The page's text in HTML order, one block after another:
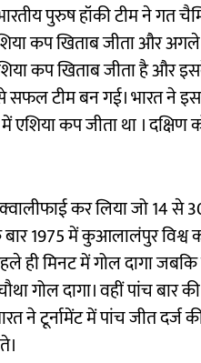
पुरुष हॉकी टीम ने गत
कप खिताब जीता और
कप खिताब जीता है और
सफल टीम बन गई। भारत
कप जीता था । दक्षिण
कर लिया जो 14
1975 में कुआलालंपुर
मिनट में गोल दागा
गोल दागा। वहीं पांच बार
ने टूर्नामेंट में पांच जीत दर्ज